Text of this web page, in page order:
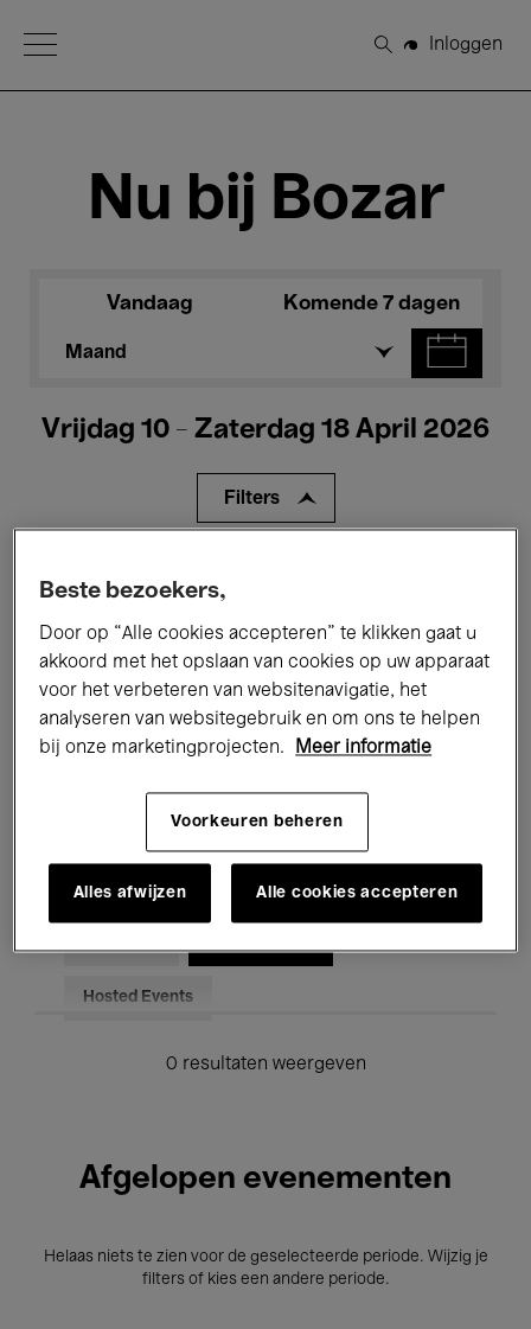
Open Menu
Zoeken
Inloggen
Nu bij Bozar
Vandaag Komende 7 dagen
Maand
Vrijdag 10 - Zaterdag 18 April 2026
Filters
Tentoonstellingen Films
Performances Lezingen & Debatten
Jazz Klassieke Muziek Global Music
Elektronische Muziek
Voor iedereen Kids’ Palace
Hosted Events
0 resultaten weergeven
Afgelopen evenementen
Helaas niets te zien voor de geselecteerde periode. Wijzig je
filters of kies een andere periode.
Beste bezoekers,
Door op “Alle cookies accepteren” te klikken gaat u
akkoord met het opslaan van cookies op uw apparaat
voor het verbeteren van websitenavigatie, het
analyseren van websitegebruik en om ons te helpen
bij onze marketingprojecten.
Meer informatie
Voorkeuren beheren
Alles afwijzen Alle cookies accepteren